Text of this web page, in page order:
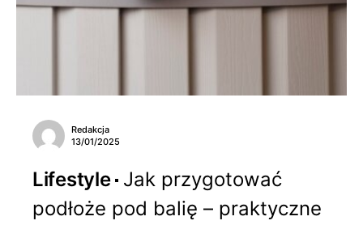
Redakcja
13/01/2025
Lifestyle Jak przygotować
podłoże pod balię – praktyczne